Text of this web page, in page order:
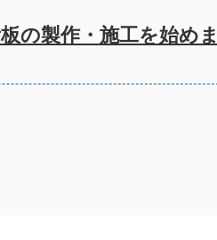
の製作・施工を始めま